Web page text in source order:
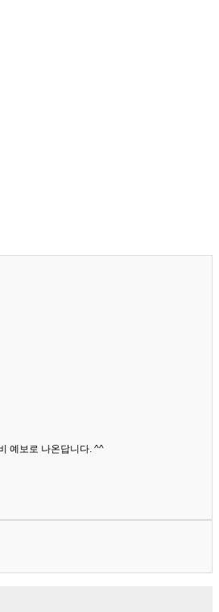
예보로 나온답니다. ^^